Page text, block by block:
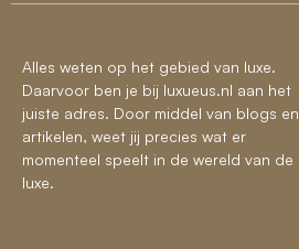
Alles weten op het gebied van luxe.
Daarvoor ben je bij luxueus.nl aan het
juiste adres. Door middel van blogs en
artikelen, weet jij precies wat er
momenteel speelt in de wereld van de
luxe.